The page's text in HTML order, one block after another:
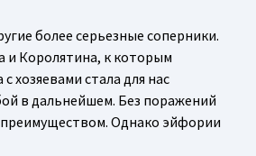
более серьезные соперники.
и Королятина, к которым
стала для нас
в дальнейшем. Без поражений
Однако эйфории